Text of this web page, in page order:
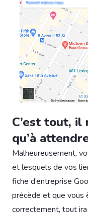
C’est tout, il
qu’à
Malheureusement,
et lesquels de vos
fiche d’entreprise
précède et que vous
correctement, tout